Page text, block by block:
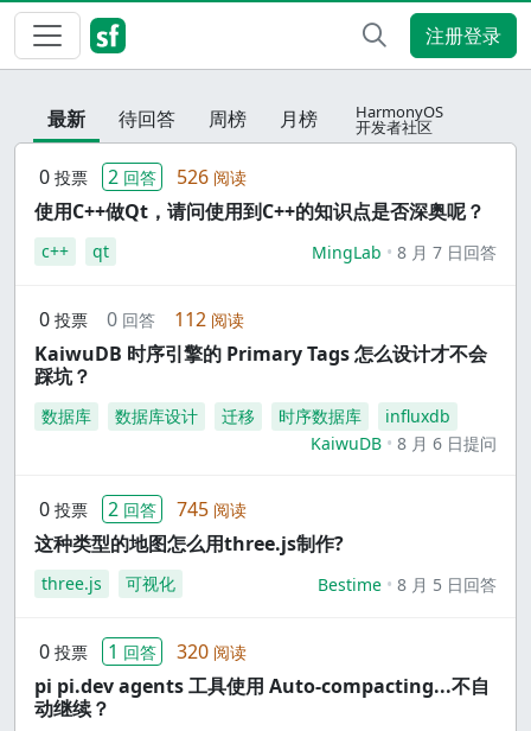
注册登录
最新 待回答 周榜 月榜 HarmonyOS
开发者社区
0 投票 2 回答 526 阅读
使用C++做Qt，请问使用到C++的知识点是否深奥呢？
c++ qt MingLab 8 月 7 日回答
0 投票 0 回答 112 阅读
KaiwuDB 时序引擎的 Primary Tags 怎么设计才不会
踩坑？
数据库 数据库设计 迁移 时序数据库
influxdb
KaiwuDB
8 月 6 日提问
0 投票 2 回答 745 阅读
这种类型的地图怎么用three.js制作?
three.js 可视化 Bestime 8 月 5 日回答
0 投票 1 回答 320 阅读
pi pi.dev agents 工具使用 Auto-compacting...不自
动继续？